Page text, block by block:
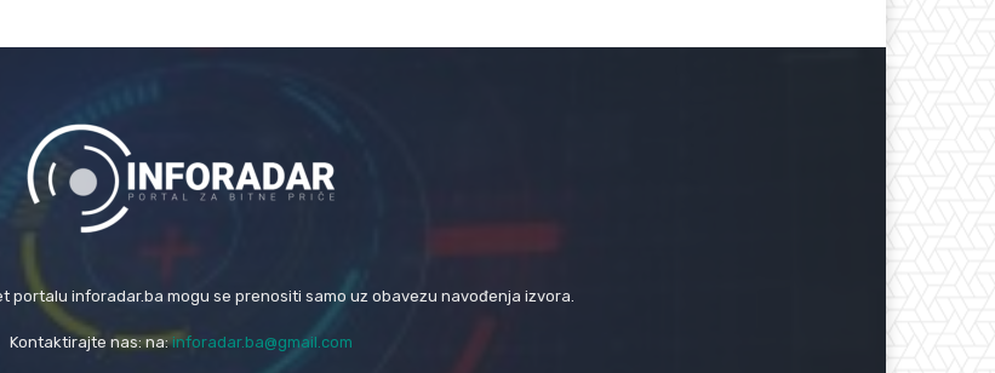
portalu inforadar.ba mogu se prenositi samo uz obavezu navođenja izvora.
Kontaktirajte nas: na:inforadar.ba@gmail.com